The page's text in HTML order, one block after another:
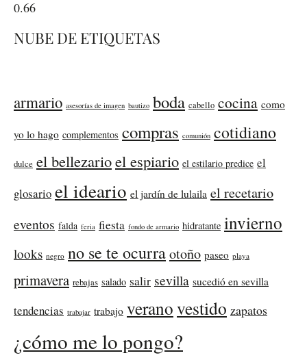
NUBE DE ETIQUETAS
armario asesorías de imagen bautizo boda cabello cocina como
yo lo hago complementos compras comunión cotidiano
dulce el bellezarioel espiario el estilario predice el
glosario el ideario el jardín de lulaila el recetario
eventos falda feria fiesta fondo de armario hidratante invierno
looks negro no se te ocurraotoño paseo playa
primavera rebajas salado salir sevilla sucedió en sevilla
tendencias trabajar trabajo veranovestido zapatos
¿cómo me lo pongo?